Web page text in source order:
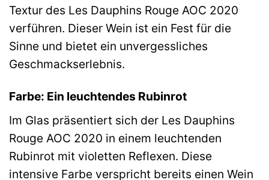
Textur des Les Dauphins Rouge AOC 2020
verführen. Dieser Wein ist ein Fest für die
Sinne und bietet ein unvergessliches
Geschmackserlebnis.
Farbe: Ein leuchtendes Rubinrot
Im Glas präsentiert sich der Les Dauphins
Rouge AOC 2020 in einem leuchtenden
Rubinrot mit violetten Reflexen. Diese
intensive Farbe verspricht bereits einen Wein